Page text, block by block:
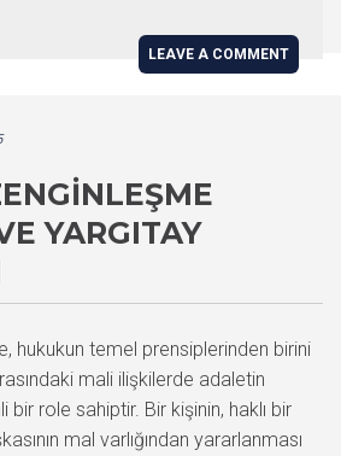
LEAVE A COMMENT
YARGITAY
hukukun temel prensiplerinden birini
mali ilişkilerde adaletin
bir role sahiptir. Bir kişinin, haklı bir
mal varlığından yararlanması